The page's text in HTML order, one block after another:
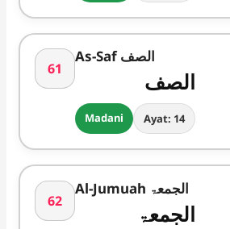
61
As-Saf الصف
الصف
Madani Ayat: 14
62
Al-Jumuah الجمعۃ
الجمعۃ